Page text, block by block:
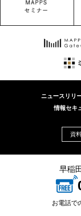
ニュースリリ
情報セキ
資
早稲
お電話で